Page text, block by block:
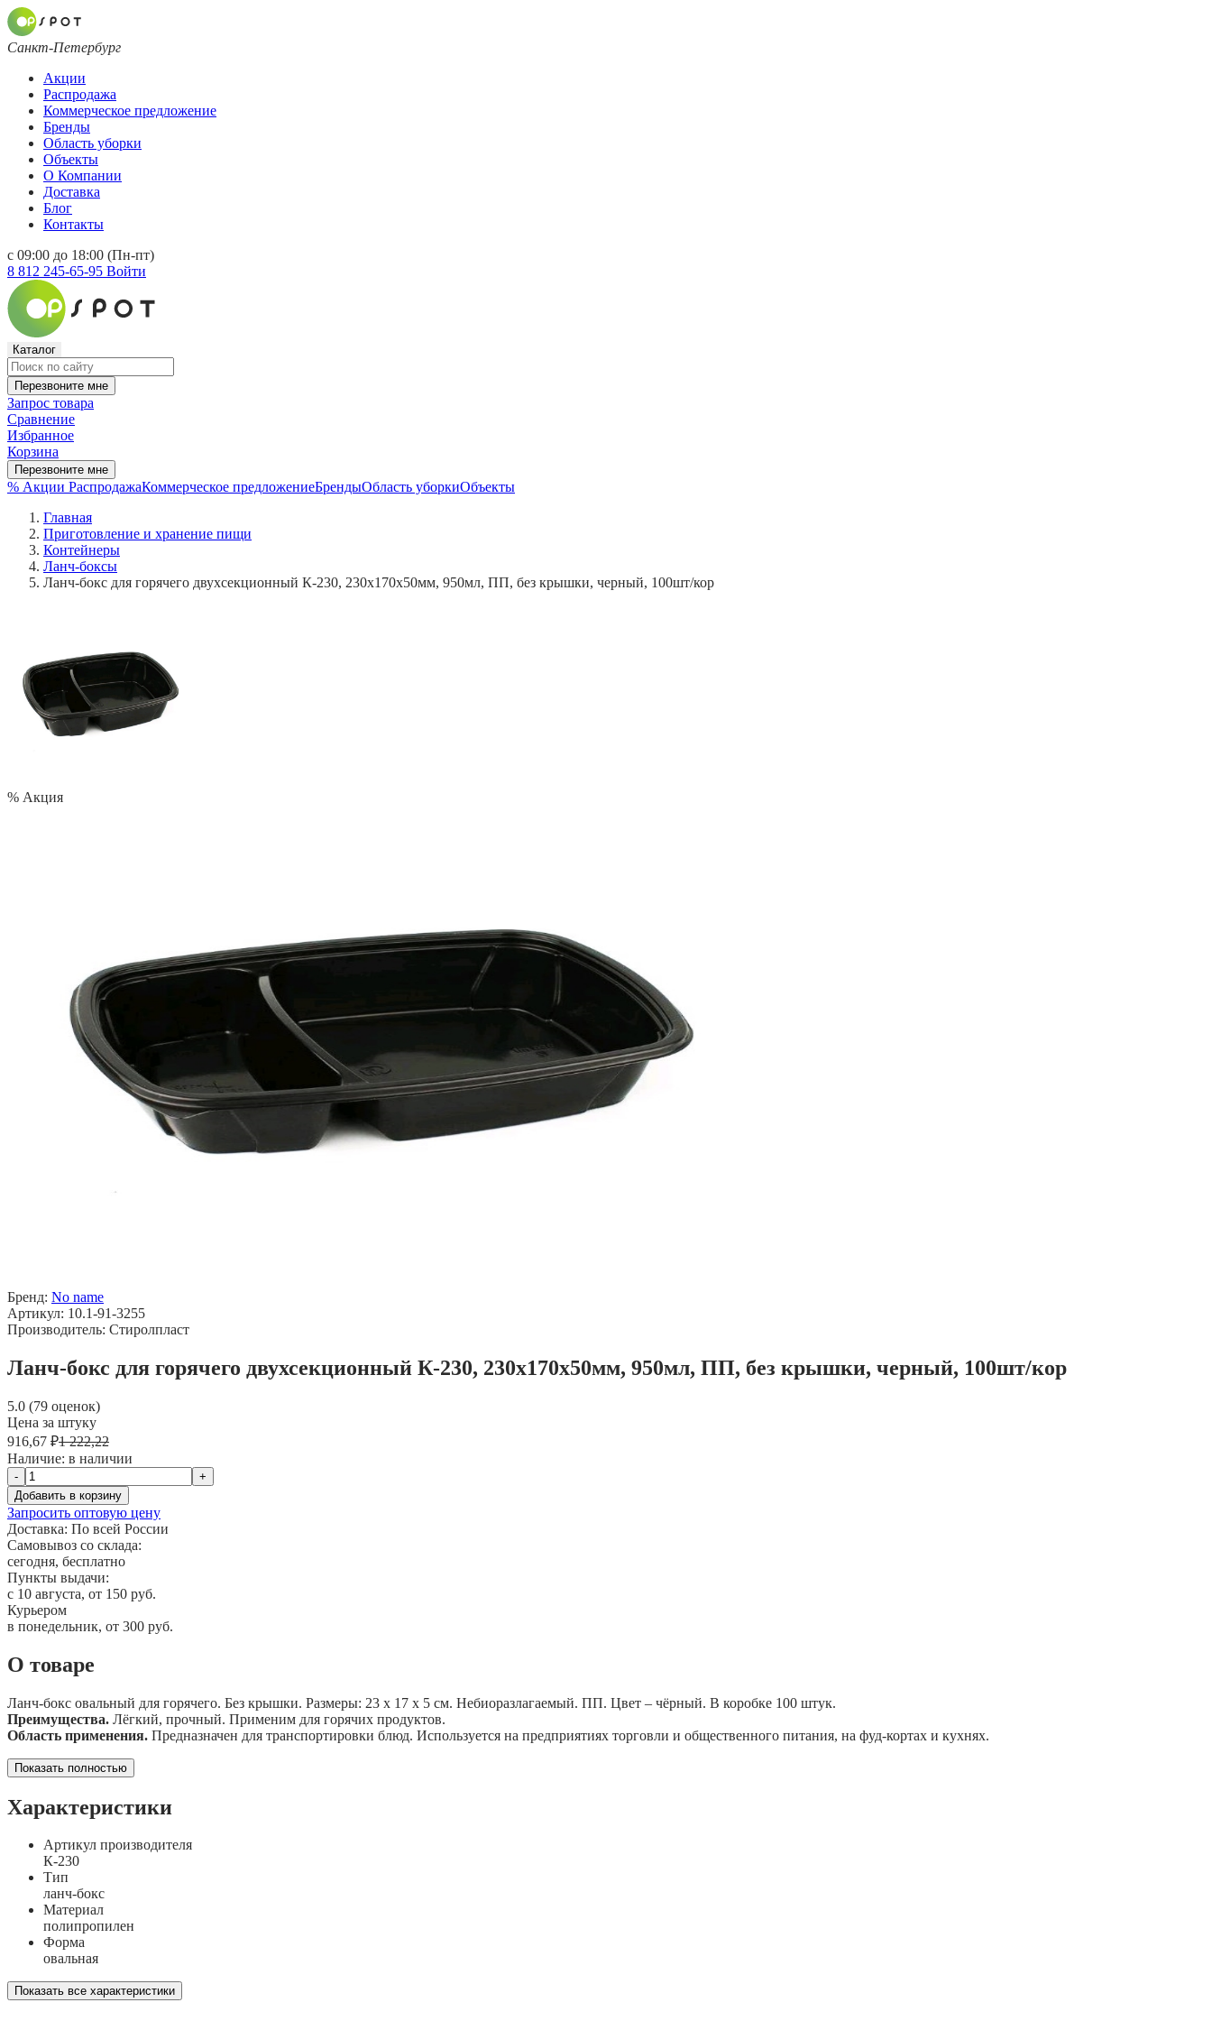
Санкт-Петербург
Акции
Распродажа
Коммерческое предложение
Бренды
Область уборки
Объекты
О Компании
Доставка
Блог
Контакты
с 09:00 до 18:00 (Пн-пт)
8 812 245-65-95 Войти
Каталог
Перезвоните мне
Запрос товара
Сравнение
Избранное
Корзина
Перезвоните мне
% Акции РаспродажаКоммерческое предложениеБрендыОбласть уборкиОбъекты
Главная
Приготовление и хранение пищи
Контейнеры
Ланч-боксы
Ланч-бокс для горячего двухсекционный К-230, 230х170х50мм, 950мл, ПП, без крышки, черный, 100шт/кор
% Акция
Бренд: No name
Артикул: 10.1-91-3255
Производитель: Стиролпласт
Ланч-бокс для горячего двухсекционный К-230, 230х170х50мм, 950мл, ПП, без крышки, черный, 100шт/кор
5.0 (79 оценок)
Цена за штуку
916,67 ₽1 222,22
Наличие: в наличии
-
+
Добавить в корзину
Запросить оптовую цену
Доставка: По всей России
Самовывоз со склада:
сегодня, бесплатно
Пункты выдачи:
c 10 августа, от 150 руб.
Курьером
в понедельник, от 300 руб.
О товаре
Ланч-бокс овальный для горячего. Без крышки. Размеры: 23 х 17 х 5 см. Небиоразлагаемый. ПП. Цвет – чёрный. В коробке 100 штук.
Преимущества. Лёгкий, прочный. Применим для горячих продуктов.
Область применения. Предназначен для транспортировки блюд. Используется на предприятиях торговли и общественного питания, на фуд-кортах и кухнях.
Показать полностью
Характеристики
Артикул производителя
К-230
Тип
ланч-бокс
Материал
полипропилен
Форма
овальная
Показать все характеристики